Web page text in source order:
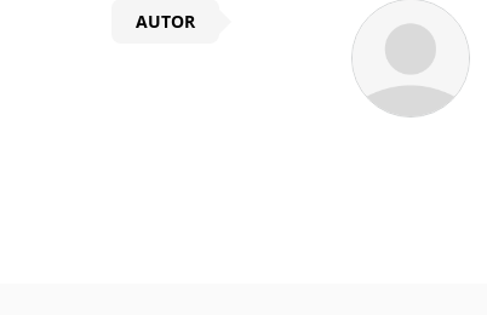
Überschrift
AUTOR